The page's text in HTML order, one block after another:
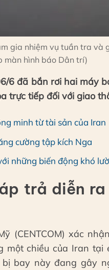
gia nhiệm vụ tuần tra và
màn hình báo Dân trí)
6 đã bắn rơi hai máy
trực tiếp đối với giao
minh từ tài sản của Iran
cường tập kích Nga
những biến động khó
trả diễn
(CENTCOM) xác
chiều của Iran tại
bay này đang gây